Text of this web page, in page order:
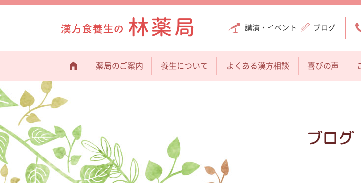
講演・イベント ブログ
薬局のご案内 養生について よくある漢方相談 喜びの声
ブログ